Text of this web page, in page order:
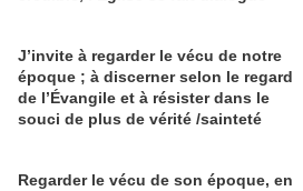
J’invite à regarder le vécu de notre
époque ; à discerner selon le regard
de l’Évangile et à résister dans le
souci de plus de vérité /sainteté
Regarder le vécu de son époque, en